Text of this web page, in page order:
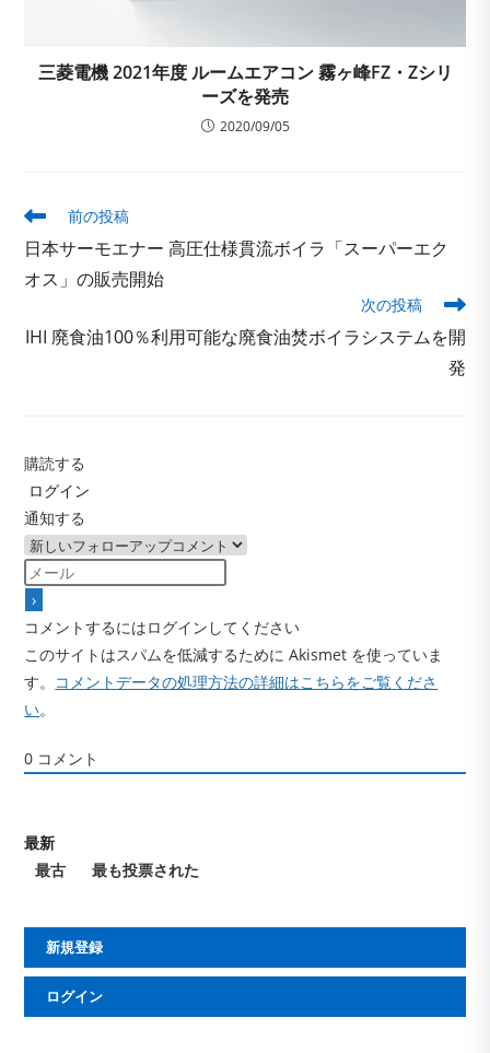
三菱電機 2021年度 ルームエアコン 霧ヶ峰FZ・Zシリ
ーズを発売
2020/09/05
そ
の
他
の
を
前の投稿
日本サーモエナー 高圧仕様貫流ボイラ「スーパーエク
オス」の販売開始
次の投稿
IHI 廃食油100％利用可能な廃食油焚ボイラシステムを開
発
購読する
ログイン
通知する
コメントするにはログインしてください
このサイトはスパムを低減するために Akismet を使っていま
す。 コメントデータの処理方法の詳細はこちらをご覧くださ
い。
0 コメント
最新
最古
最も投票された
新規登録
ログイン